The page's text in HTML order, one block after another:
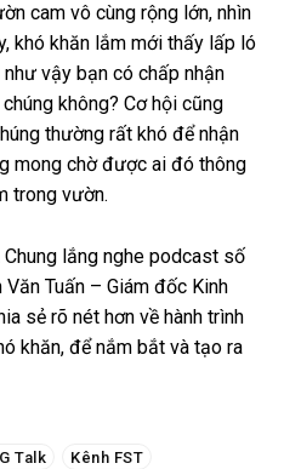
cam vô cùng rộng lớn, nhìn
khó khăn lắm mới thấy lấp ló
vậy bạn có chấp nhận
không? Cơ hội cũng
thường rất khó để nhận
mong chờ được ai đó thông
trong vườn.
lắng nghe podcast số
Tuấn – Giám đốc Kinh
sẻ rõ nét hơn về hành trình
khăn, để nắm bắt và tạo ra
Talk Kênh FST